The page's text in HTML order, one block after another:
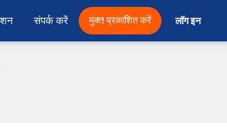
संपर्क करें मुक्त प्रकाशित करें लॉग इन